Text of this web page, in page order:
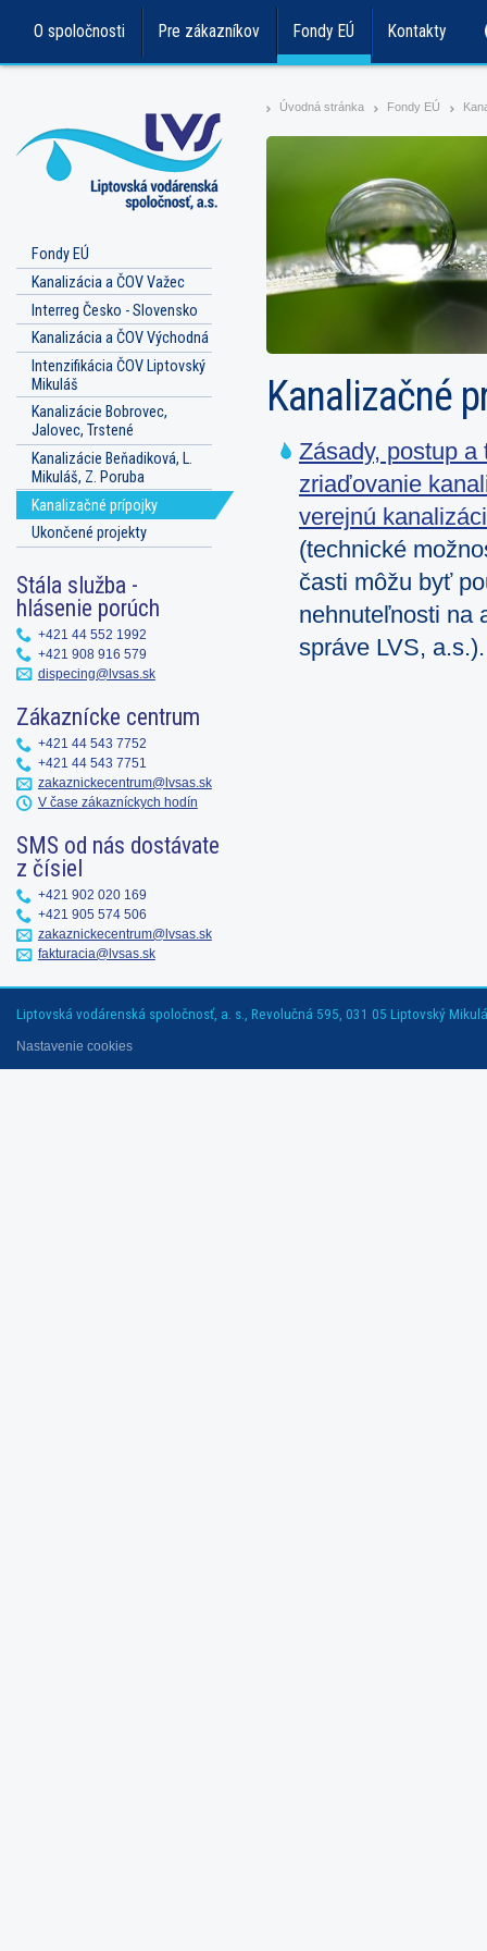
O spoločnosti Pre zákazníkov Fondy EÚ Kontakty
> Úvodná stránka > Fondy EÚ >
Kanalizačné
Zásady, postup
zriaďovanie
verejnú
(technické
časti môžu byť
nehnuteľnosti na
správe LVS, a.s.).
Fondy EÚ
Kanalizácia a ČOV Važec
Interreg Česko - Slovensko
Kanalizácia a ČOV Východná
Intenzifikácia ČOV Liptovský
Mikuláš
Kanalizácie Bobrovec,
Jalovec, Trstené
Kanalizácie Beňadiková, L.
Mikuláš, Z. Poruba
Kanalizačné prípojky
Ukončené projekty
Stála služba -
hlásenie porúch
+421 44 552 1992
+421 908 916 579
dispecing@lvsas.sk
Zákaznícke centrum
+421 44 543 7752
+421 44 543 7751
zakaznickecentrum@lvsas.sk
V čase zákazníckych hodín
SMS od nás dostávate
z čísiel
+421 902 020 169
+421 905 574 506
zakaznickecentrum@lvsas.sk
fakturacia@lvsas.sk
Liptovská vodárenská spoločnosť, a. s., Revolučná 595, 031 05 Liptovský
Nastavenie cookies